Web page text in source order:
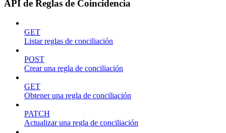
API de Reglas de Coincidencia
GET
Listar reglas de conciliación
POST
Crear una regla de conciliación
GET
Obtener una regla de conciliación
PATCH
Actualizar una regla de conciliación